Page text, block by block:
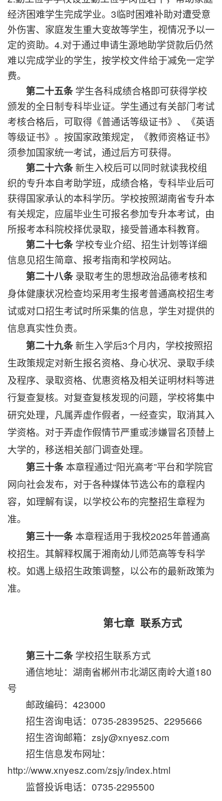
经济困难学生完成学业。3临时困难补助对遭受意
外伤害、家庭发生重大变故等学生，视情况予以一
定的资助。4.对于通过申请生源地助学贷款后仍然
难以完成学业的学生，按学校文件给于减免一定学
费。
第二十五条学生各科成绩合格即可获得学校
颁发的全日制专科毕业证。学生通过有关部门考试
考核合格后，可取得《普通话等级证书》、《英语
等级证书》。按国家政策规定，《教师资格证书》
须参加国家统一考试，通过后方可获得。
第二十六条新生入校后可以同时就读我校组
织的专升本自考助学班，成绩合格，专科毕业后可
获得国家承认的本科学历。学校按照湖南省专升本
有关规定，应届毕业生可报名参加专升本考试，由
所报考本科院校择优录取，接受普通本科教育。
第二十七条学校专业介绍、招生计划等详细
信息见招生简章、报考指南和学校网站。
第二十八条录取考生的思想政治品德考核和
身体健康状况检查均采用考生报考普通高校招生考
试或对口招生考试时所采集的信息，学生对提供的
信息真实性负责。
第二十九条新生入学后3个月内，学校按照招
生政策规定对新生报名资格、身心状况、录取手续
及程序、录取资格、优惠资格及相关证明材料等进
行复查复核。对复查复核发现的问题，学校将集中
研究处理，凡属弄虚作假者，一经查实，取消其入
学资格。对于弄虚作假情节严重或涉嫌冒名顶替上
大学的，移送相关部门调查处理。
第三十条本章程通过“阳光高考”平台和学院官
网向社会发布，对于各种媒体节选公布的章程内
容，如理解有误，以学校公布的完整招生章程为
准。
第三十一条本章程适用于我校2025年普通高
校招生。其解释权属于湘南幼儿师范高等专科学
校。 如遇上级招生政策调整，以公布的最新政策为
准。
第七章 联系方式
第三十二条学校招生联系方式
通信地址：湖南省郴州市北湖区南岭大道180
号
邮政编码： 423000
招生咨询电话： 0735-2839525、 2295666
招生咨询邮箱： zsjy@xnyesz.com
招生信息发布网址：
http://www.xnyesz.com/zsjy/index.html
监督投诉电话： 0735-2295500